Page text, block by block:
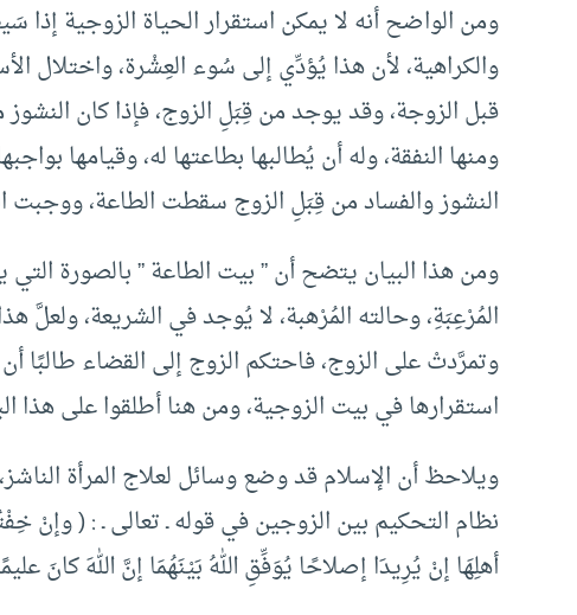
ومن الواضح أنه لا يمكن استقرار الحياة الزوجية إذا
والكراهية، لأن هذا يُؤدِّي إلى سُوء العِشْرة، واختلال
قبل الزوجة، وقد يوجد من قِبَلِ الزوج، فإذا كان
ومنها النفقة، وله أن يُطالبها بطاعتها له، وقيامها
النشوز والفساد من قِبَلِ الزوج سقطت الطاعة، ووجبت
ومن هذا البيان يتضح أن ” بيت الطاعة ” بالصورة
المُرْعِبَةِ، وحالته المُرْهبة، لا يُوجد في الشريعة، ولعلَّ
وتمرَّدتْ على الزوج، فاحتكم الزوج إلى القضاء طالبًا
استقرارها في بيت الزوجية، ومن هنا أطلقوا على هذا
ويلاحظ أن الإسلام قد وضع وسائل لعلاج المرأة
نظام التحكيم بين الزوجين في قوله ـ تعالى ـ : ( وإنْ
أهلِهَا إنْ يُرِيدَا إصلاحًا يُوَفِّقِ اللهُ بَيْنَهُمَا إنَّ اللهَ كانَ عليمًا